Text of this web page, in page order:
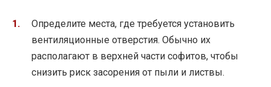
Определите места, где требуется установить
вентиляционные отверстия. Обычно их
располагают в верхней части софитов, чтобы
снизить риск засорения от пыли и листвы.